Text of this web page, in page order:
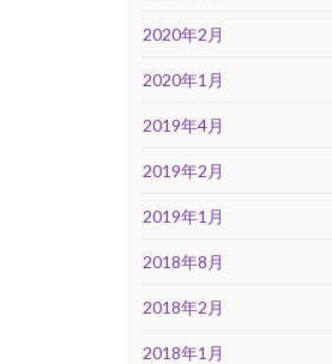
2020年2月
2020年1月
2019年4月
2019年2月
2019年1月
2018年8月
2018年2月
2018年1月